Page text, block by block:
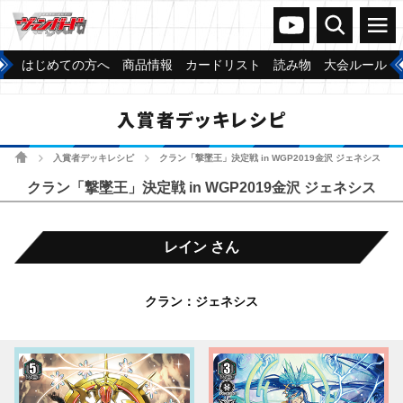
ヴァンガードch
検索 メニュー
はじめての方へ 商品情報 カードリスト 読み物 大会ルール
入賞者デッキレシピ
ホーム 入賞者デッキレシピ クラン「撃墜王」決定戦 in WGP2019金沢 ジェネシス
クラン「撃墜王」決定戦 in WGP2019金沢 ジェネシス
レイン さん
クラン：ジェネシス